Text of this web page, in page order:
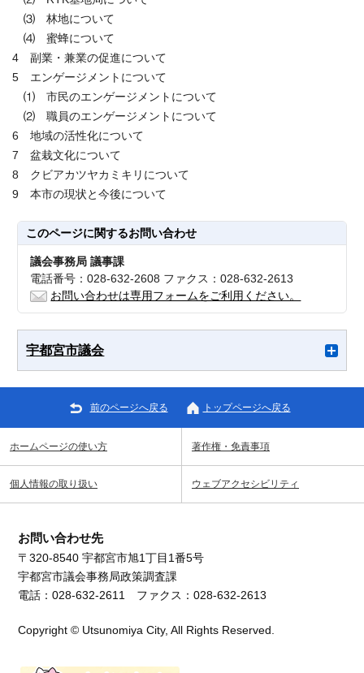
⑶ 林地について
⑷ 蜜蜂について
4 副業・兼業の促進について
5 エンゲージメントについて
⑴ 市民のエンゲージメントについて
⑵ 職員のエンゲージメントについて
6 地域の活性化について
7 盆栽文化について
8 クビアカツヤカミキリについて
9 本市の現状と今後について
このページに関するお問い合わせ
議会事務局 議事課
電話番号：028-632-2608 ファクス：028-632-2613
お問い合わせは専用フォームをご利用ください。
宇都宮市議会
前のページへ戻る トップページへ戻る
ホームページの使い方 著作権・免責事項
個人情報の取り扱い ウェブアクセシビリティ
お問い合わせ先
〒320-8540 宇都宮市旭1丁目1番5号
宇都宮市議会事務局政策調査課
電話：028-632-2611 ファクス：028-632-2613
Copyright © Utsunomiya City, All Rights Reserved.